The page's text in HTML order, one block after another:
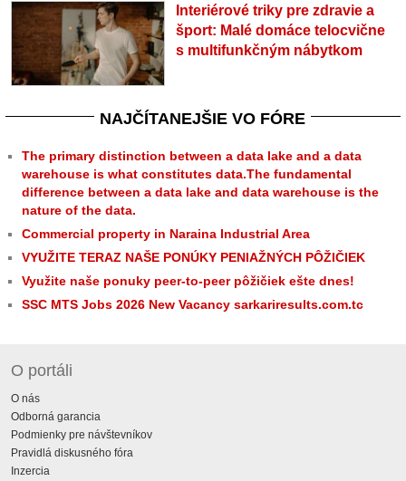
Interiérové triky pre zdravie a
šport: Malé domáce telocvične
s multifunkčným nábytkom
NAJČÍTANEJŠIE VO FÓRE
The primary distinction between a data lake and a data
warehouse is what constitutes data.The fundamental
difference between a data lake and data warehouse is the
nature of the data.
Commercial property in Naraina Industrial Area
VYUŽITE TERAZ NAŠE PONÚKY PENIAŽNÝCH PÔŽIČIEK
Využite naše ponuky peer-to-peer pôžičiek ešte dnes!
SSC MTS Jobs 2026 New Vacancy sarkariresults.com.tc
O portáli
O nás
Odborná garancia
Podmienky pre návštevníkov
Pravidlá diskusného fóra
Inzercia